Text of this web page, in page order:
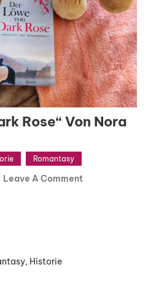
Rose“ Von Nora
Romantasy
Leave A CommentOn
Historie